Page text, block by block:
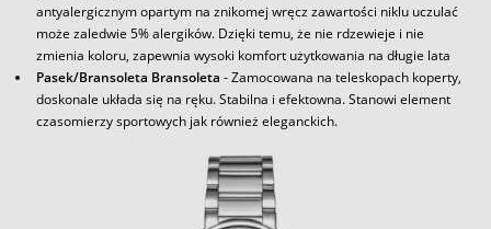
antyalergicznym opartym na znikomej wręcz zawartości niklu uczulać
może zaledwie 5% alergików. Dzięki temu, że nie rdzewieje i nie
zmienia koloru, zapewnia wysoki komfort użytkowania na długie lata
Pasek/Bransoleta Bransoleta - Zamocowana na teleskopach koperty,
doskonale układa się na ręku. Stabilna i efektowna. Stanowi element
czasomierzy sportowych jak również eleganckich.